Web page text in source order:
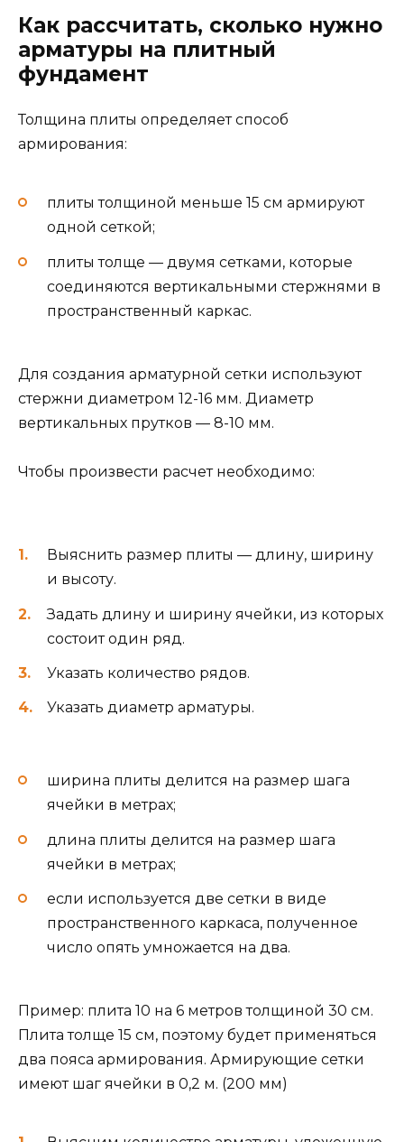
Как рассчитать, сколько нужно
арматуры на плитный
фундамент
Толщина плиты определяет способ
армирования:
плиты толщиной меньше 15 см армируют
одной сеткой;
плиты толще — двумя сетками, которые
соединяются вертикальными стержнями в
пространственный каркас.
Для создания арматурной сетки используют
стержни диаметром 12-16 мм. Диаметр
вертикальных прутков — 8-10 мм.
Чтобы произвести расчет необходимо:
Выяснить размер плиты — длину, ширину
и высоту.
Задать длину и ширину ячейки, из которых
состоит один ряд.
Указать количество рядов.
Указать диаметр арматуры.
ширина плиты делится на размер шага
ячейки в метрах;
длина плиты делится на размер шага
ячейки в метрах;
если используется две сетки в виде
пространственного каркаса, полученное
число опять умножается на два.
Пример: плита 10 на 6 метров толщиной 30 см.
Плита толще 15 см, поэтому будет применяться
два пояса армирования. Армирующие сетки
имеют шаг ячейки в 0,2 м. (200 мм)